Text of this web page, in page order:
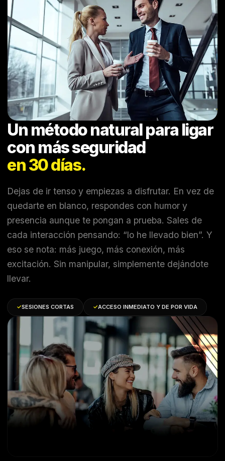
Un método natural para ligar
con más seguridad
en 30 días.
Dejas de ir tenso y empiezas a disfrutar. En vez de
quedarte en blanco, respondes con humor y
presencia aunque te pongan a prueba. Sales de
cada interacción pensando: “lo he llevado bien”. Y
eso se nota: más juego, más conexión, más
excitación. Sin manipular, simplemente dejándote
llevar.
✓SESIONES CORTAS ✓ACCESO INMEDIATO Y DE POR VIDA